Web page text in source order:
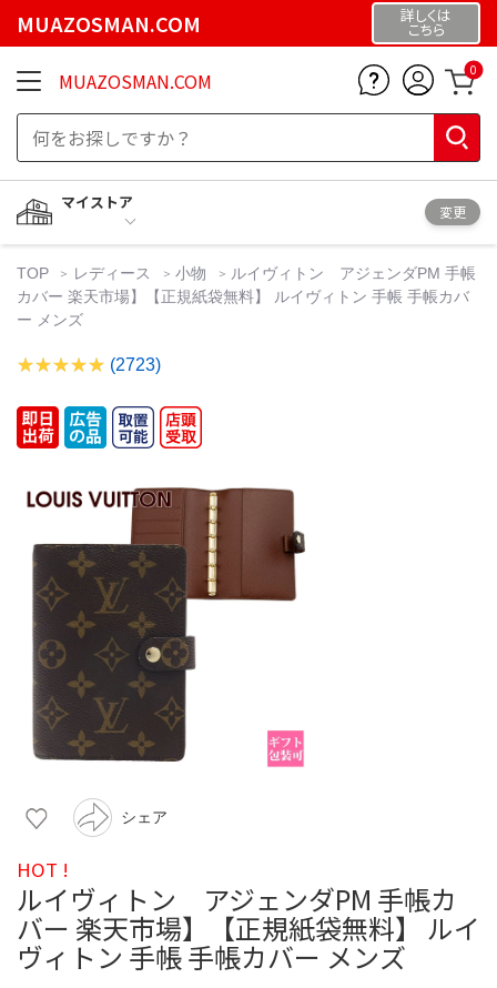
MUAZOSMAN.COM 詳しくは
こちら
MUAZOSMAN.COM 0
マイストア
変更
TOP レディース 小物
ルイヴィトン アジェンダPM 手帳
カバー 楽天市場】【正規紙袋無料】 ルイヴィトン 手帳 手帳カバ
ー メンズ
(2723)
シェア
HOT !
ルイヴィトン アジェンダPM 手帳カ
バー 楽天市場】【正規紙袋無料】 ルイ
ヴィトン 手帳 手帳カバー メンズ